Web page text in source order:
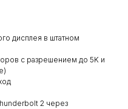
дисплея в штатном
с разрешением до 5K и
2 через